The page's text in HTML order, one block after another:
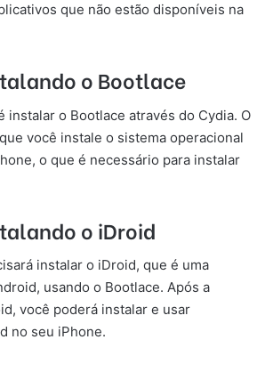
que não estão disponíveis na
o Bootlace
instalar o Bootlace através do Cydia. O
você instale o sistema operacional
o que é necessário para instalar
o iDroid
instalar o iDroid, que é uma
usando o Bootlace. Após a
você poderá instalar e usar
no seu iPhone.